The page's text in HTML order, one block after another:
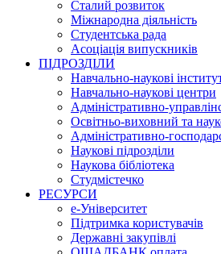
Сталий розвиток
Міжнародна діяльність
Студентська рада
Асоціація випускників
ПІДРОЗДІЛИ
Навчально-наукові
Навчально-наукові центри
Адміністративно-
Освітньо-виховний та
Адміністративно-
Наукові підрозділи
Наукова бібліотека
Студмістечко
РЕСУРСИ
е-Університет
Підтримка користувачів
Державні закупівлі